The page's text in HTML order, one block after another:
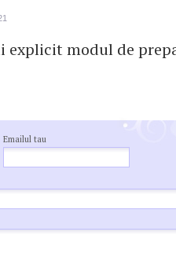
explicit modul de
Emailul tau